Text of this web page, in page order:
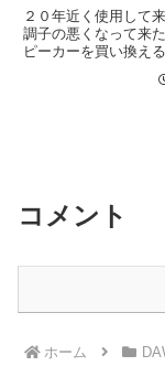
２０年近く使用して
調子の悪くなって来
ピーカーを買い換え
が長年使っていた、
で、ずっと使ってお
コメント
ホーム